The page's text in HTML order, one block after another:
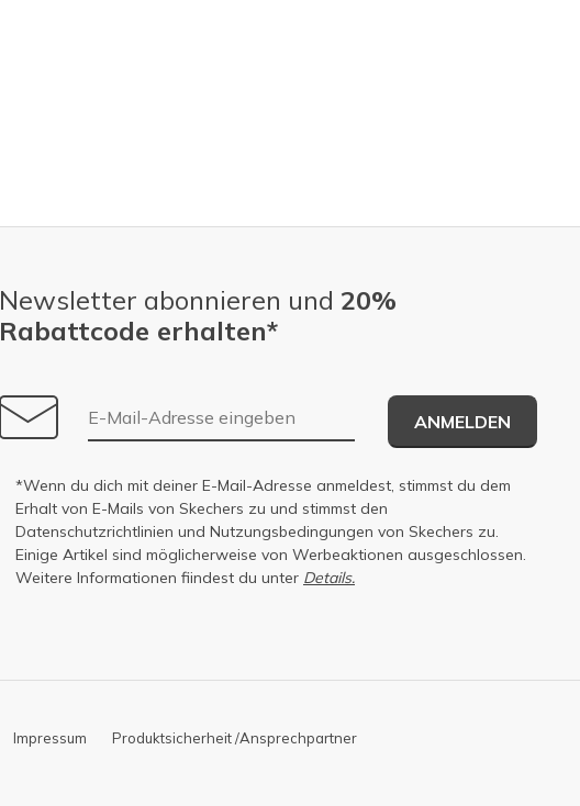
Newsletter abonnieren und 20%
Rabattcode erhalten*
E-Mail-Adresse
ANMELDEN
*Wenn du dich mit deiner E-Mail-Adresse anmeldest, stimmst du dem
Erhalt von E-Mails von Skechers zu und stimmst den
Datenschutzrichtlinien und Nutzungsbedingungen von Skechers zu.
Einige Artikel sind möglicherweise von Werbeaktionen ausgeschlossen.
Weitere Informationen fiindest du unter Details.
Impressum Produktsicherheit /Ansprechpartner